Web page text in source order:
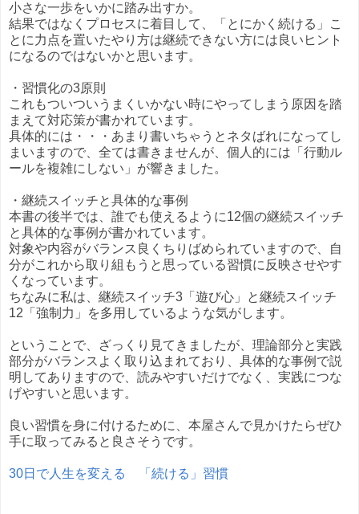
小さな一歩をいかに踏み出すか。
結果ではなくプロセスに着目して、「とにかく続ける」こ
とに力点を置いたやり方は継続できない方には良いヒント
になるのではないかと思います。
・習慣化の3原則
これもついついうまくいかない時にやってしまう原因を踏
まえて対応策が書かれています。
具体的には・・・あまり書いちゃうとネタばれになってし
まいますので、全ては書きませんが、個人的には「行動ル
ールを複雑にしない」が響きました。
・継続スイッチと具体的な事例
本書の後半では、誰でも使えるように12個の継続スイッチ
と具体的な事例が書かれています。
対象や内容がバランス良くちりばめられていますので、自
分がこれから取り組もうと思っている習慣に反映させやす
くなっています。
ちなみに私は、継続スイッチ3「遊び心」と継続スイッチ
12「強制力」を多用しているような気がします。
ということで、ざっくり見てきましたが、理論部分と実践
部分がバランスよく取り込まれており、具体的な事例で説
明してありますので、読みやすいだけでなく、実践につな
げやすいと思います。
良い習慣を身に付けるために、本屋さんで見かけたらぜひ
手に取ってみると良さそうです。
30日で人生を変える 「続ける」習慣